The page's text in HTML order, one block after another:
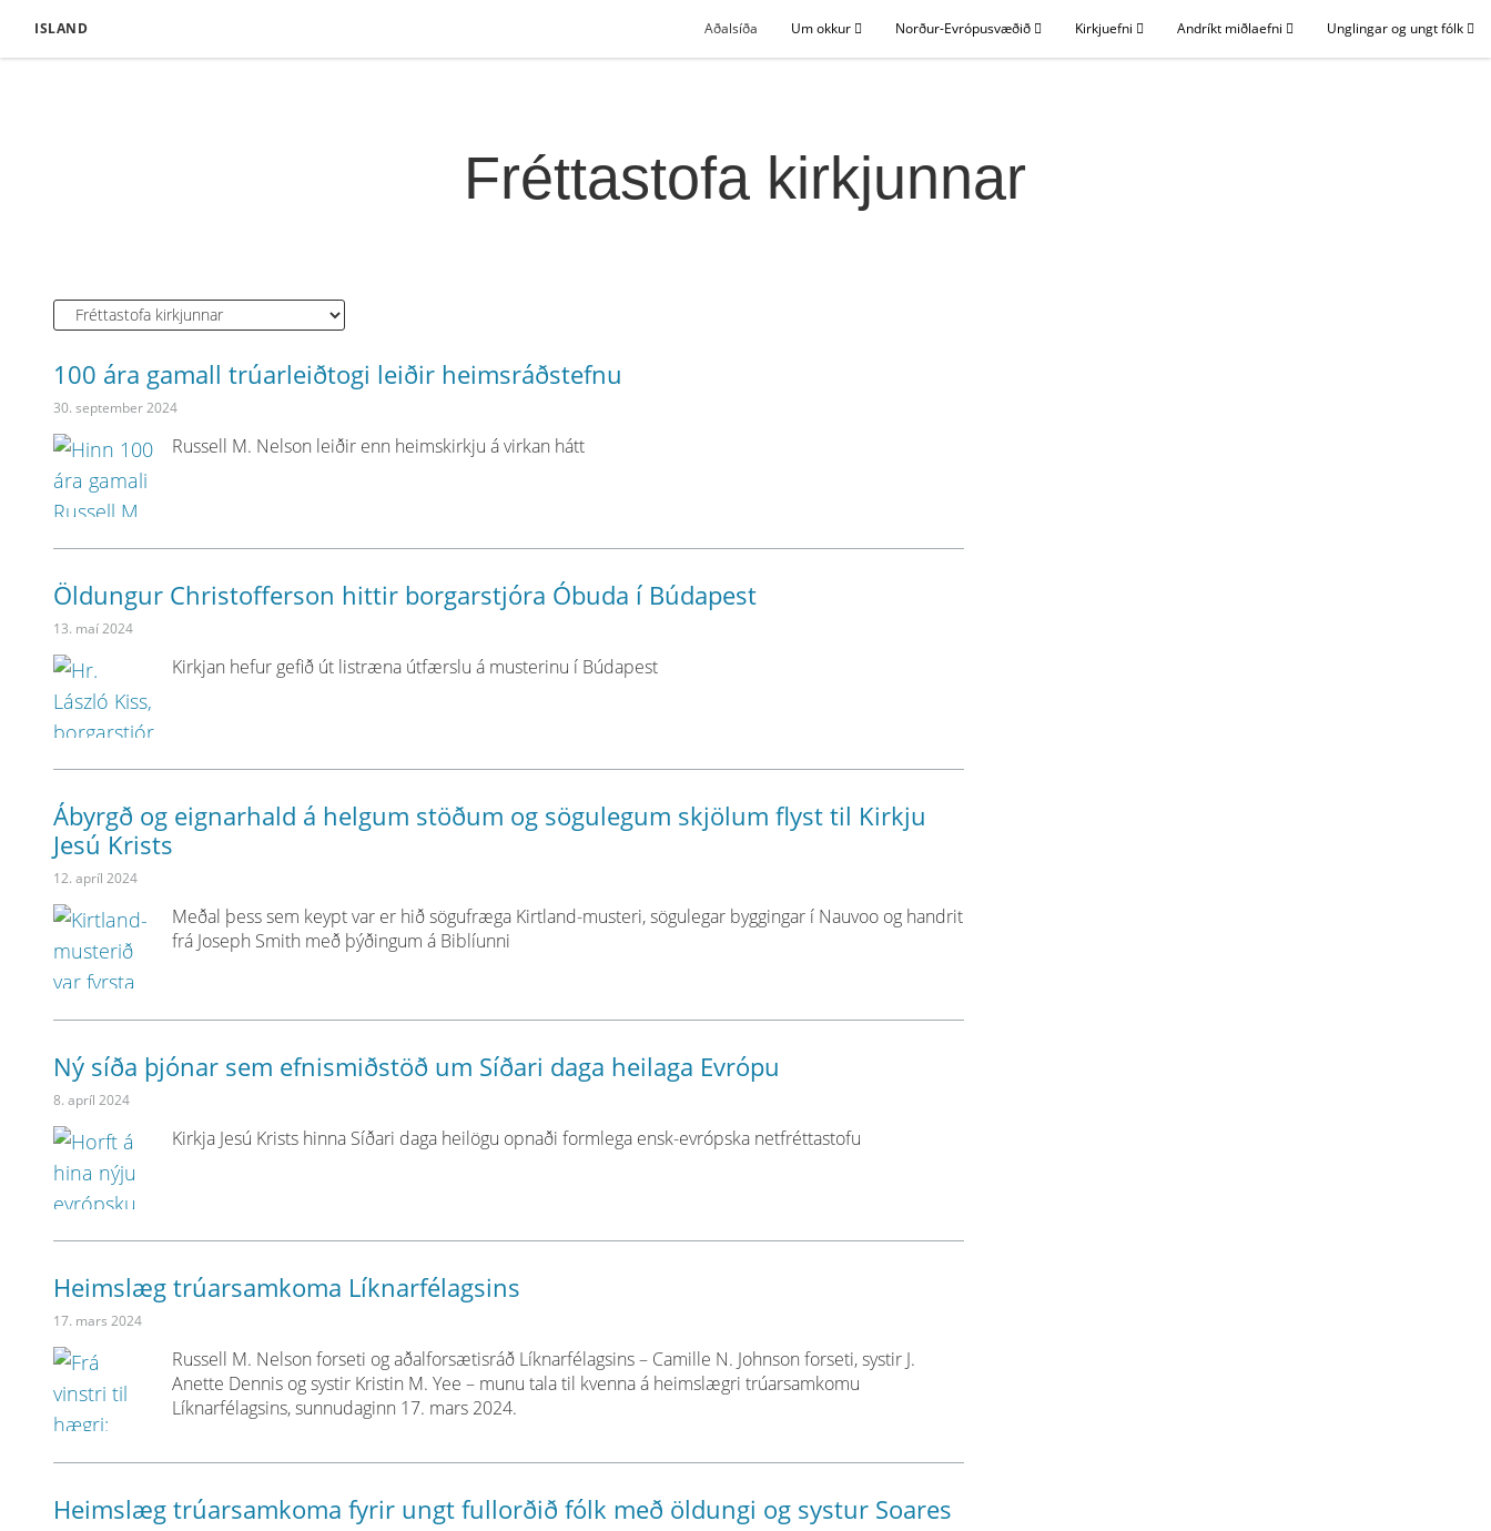
ISLAND Aðalsíða Um okkur Norður-Evrópusvæðið Kirkjuefni Andríkt miðlaefni Unglingar og ungt fólk
Fréttastofa kirkjunnar
100 ára gamall trúarleiðtogi leiðir heimsráðstefnu
30. september 2024
Russell M. Nelson leiðir enn heimskirkju á virkan hátt
Öldungur Christofferson hittir borgarstjóra Óbuda í Búdapest
13. maí 2024
Kirkjan hefur gefið út listræna útfærslu á musterinu í Búdapest
Ábyrgð og eignarhald á helgum stöðum og sögulegum skjölum flyst til Kirkju
Jesú Krists
12. apríl 2024
Meðal þess sem keypt var er hið sögufræga Kirtland-musteri, sögulegar byggingar í Nauvoo og handrit
frá Joseph Smith með þýðingum á Biblíunni
Ný síða þjónar sem efnismiðstöð um Síðari daga heilaga Evrópu
8. apríl 2024
Kirkja Jesú Krists hinna Síðari daga heilögu opnaði formlega ensk-evrópska netfréttastofu
Heimslæg trúarsamkoma Líknarfélagsins
17. mars 2024
Russell M. Nelson forseti og aðalforsætisráð Líknarfélagsins – Camille N. Johnson forseti, systir J.
Anette Dennis og systir Kristin M. Yee – munu tala til kvenna á heimslægri trúarsamkomu
Líknarfélagsins, sunnudaginn 17. mars 2024.
Heimslæg trúarsamkoma fyrir ungt fullorðið fólk með öldungi og systur Soares